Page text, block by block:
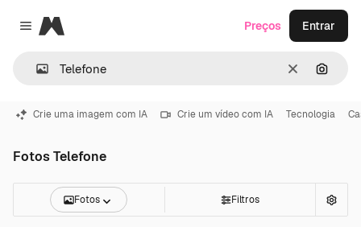
Close menu
Magnific
Limpar
Preços Entrar
Crie uma imagem com IA Crie um vídeo com IA Tecnologia
Fotos Telefone
Fotos Filtros